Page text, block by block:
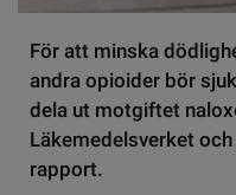
För att minska
andra opioider bör
dela ut motgiftet
Läkemedelsverket
rapport.